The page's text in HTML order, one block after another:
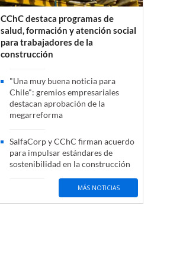
CChC destaca programas de
salud, formación y atención social
para trabajadores de la
construcción
"Una muy buena noticia para
Chile": gremios empresariales
destacan aprobación de la
megarreforma
SalfaCorp y CChC firman acuerdo
para impulsar estándares de
sostenibilidad en la construcción
MÁS NOTICIAS